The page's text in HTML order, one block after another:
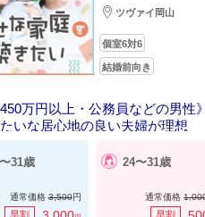
ツヴァイ岡山
個室6対6
結婚前向き
万円以上・公務員などの男性》
いな居心地の良い夫婦が理想
31歳
通常価格3,500円
早割
24〜31歳
通常価格
早割